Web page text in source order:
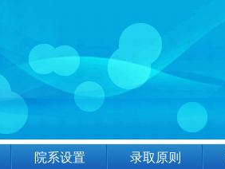
院系设置 录取原则